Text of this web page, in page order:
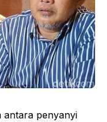
antara penyanyi